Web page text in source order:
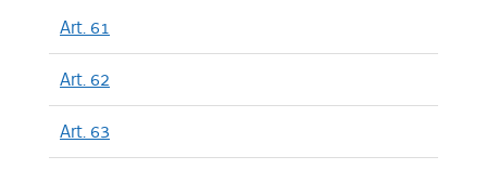
Art. 61
Art. 62
Art. 63